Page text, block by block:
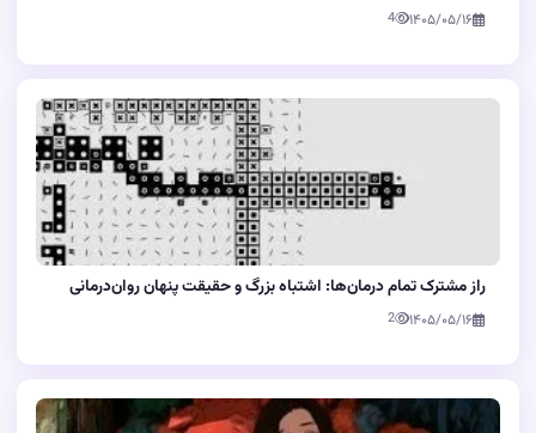
۱۴۰۵/۰۵/۱۶ 4
راز مشترک تمام درمان‌ها: اشتباه بزرگ و حقیقت پنهان روان‌درمانی
۱۴۰۵/۰۵/۱۶ 2